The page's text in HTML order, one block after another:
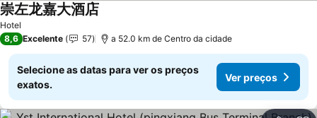
Hotel
崇左龙嘉大酒店
8,6 Excelente 57 a 52.0 km de Centro da cidade
Selecione as datas para ver os preços
exatos.
Ver preços